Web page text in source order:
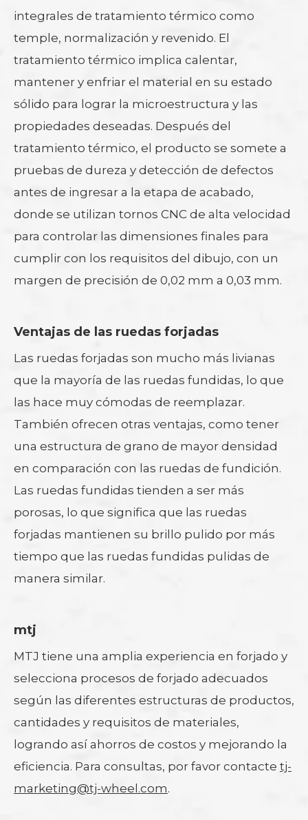
integrales de tratamiento térmico como
temple, normalización y revenido. El
tratamiento térmico implica calentar,
mantener y enfriar el material en su estado
sólido para lograr la microestructura y las
propiedades deseadas. Después del
tratamiento térmico, el producto se somete a
pruebas de dureza y detección de defectos
antes de ingresar a la etapa de acabado,
donde se utilizan tornos CNC de alta velocidad
para controlar las dimensiones finales para
cumplir con los requisitos del dibujo, con un
margen de precisión de 0,02 mm a 0,03 mm.
Ventajas de las ruedas forjadas
Las ruedas forjadas son mucho más livianas
que la mayoría de las ruedas fundidas, lo que
las hace muy cómodas de reemplazar.
También ofrecen otras ventajas, como tener
una estructura de grano de mayor densidad
en comparación con las ruedas de fundición.
Las ruedas fundidas tienden a ser más
porosas, lo que significa que las ruedas
forjadas mantienen su brillo pulido por más
tiempo que las ruedas fundidas pulidas de
manera similar.
mtj
MTJ tiene una amplia experiencia en forjado y
selecciona procesos de forjado adecuados
según las diferentes estructuras de productos,
cantidades y requisitos de materiales,
logrando así ahorros de costos y mejorando la
eficiencia. Para consultas, por favor contacte tj-
marketing@tj-wheel.com.